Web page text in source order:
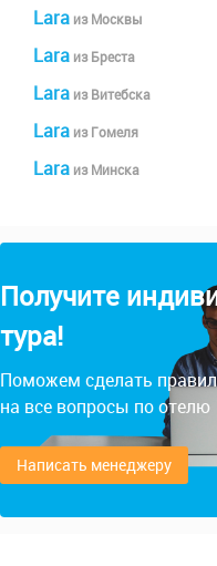
Lara из Москвы
Lara из Бреста
Lara из Витебска
Lara из Гомеля
Lara из Минска
Получите
тура!
Поможем сделать
на все вопросы по отелю
Написать менеджеру